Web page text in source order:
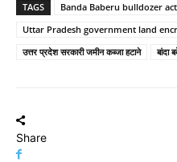
TAGS Banda Baberu bulldozer
Uttar Pradesh government land
उत्तर प्रदेश सरकारी जमीन कब्जा हटाने
बांदा
Share